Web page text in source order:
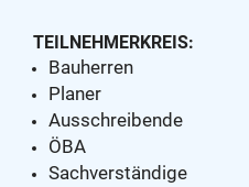
TEILNEHMERKREIS:
Bauherren
Planer
Ausschreibende
ÖBA
Sachverständige